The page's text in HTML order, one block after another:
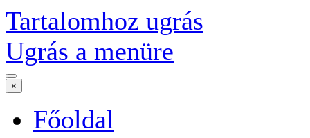
Tartalomhoz ugrás
Ugrás a menüre
×
Főoldal